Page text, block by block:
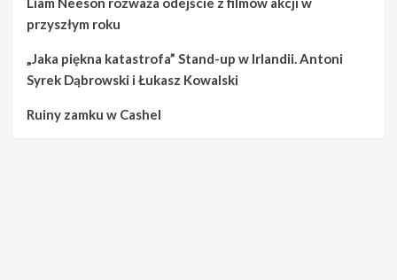
przyszłym roku
„Jaka piękna katastrofa” Stand-up w Irlandii. Antoni
Syrek Dąbrowski i Łukasz Kowalski
Ruiny zamku w Cashel